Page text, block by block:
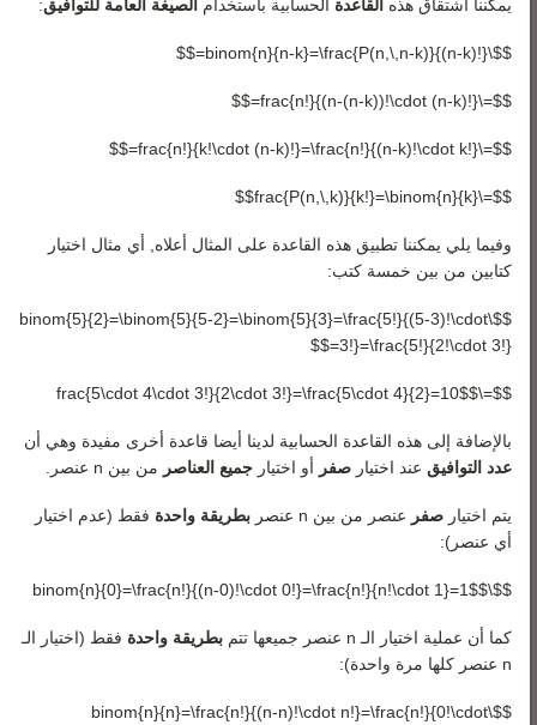
يمكننا اشتقاق هذه القاعدة الحسابية باستخدام الصيغة العامة للتوافيق:
$$\binom{n}{n-k}=\frac{P(n,\,n-k)}{(n-k)!}=$$
$$=\frac{n!}{(n-(n-k))!\cdot (n-k)!}=$$
$$=\frac{n!}{k!\cdot (n-k)!}=\frac{n!}{(n-k)!\cdot k!}=$$
$$=\frac{P(n,\,k)}{k!}=\binom{n}{k}$$
وفيما يلي يمكننا تطبيق هذه القاعدة على المثال أعلاه, أي مثال اختيار
كتابين من بين خمسة كتب:
$$\binom{5}{2}=\binom{5}{5-2}=\binom{5}{3}=\frac{5!}{(5-3)!\cdot
3!}=\frac{5!}{2!\cdot 3!}=$$
$$=\frac{5\cdot 4\cdot 3!}{2\cdot 3!}=\frac{5\cdot 4}{2}=10$$
بالإضافة إلى هذه القاعدة الحسابية لدينا أيضا قاعدة أخرى مفيدة وهي أن
عدد التوافيق عند اختيار صفر أو اختيار جميع العناصر من بين n عنصر.
يتم اختيار صفر عنصر من بين n عنصر بطريقة واحدة فقط (عدم اختيار
أي عنصر):
$$\binom{n}{0}=\frac{n!}{(n-0)!\cdot 0!}=\frac{n!}{n!\cdot 1}=1$$
كما أن عملية اختيار الـ n عنصر جميعها تتم بطريقة واحدة فقط (اختيار الـ
n عنصر كلها مرة واحدة):
$$\binom{n}{n}=\frac{n!}{(n-n)!\cdot n!}=\frac{n!}{0!\cdot